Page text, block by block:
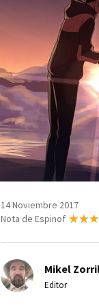
14 Noviembre 2017
Nota de Espinof
Mikel
Editor